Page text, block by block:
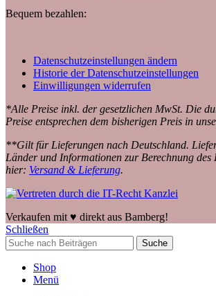
Bequem bezahlen:
Datenschutzeinstellungen ändern
Historie der Datenschutzeinstellungen
Einwilligungen widerrufen
*Alle Preise inkl. der gesetzlichen MwSt. Die
Preise entsprechen dem bisherigen Preis in
**Gilt für Lieferungen nach Deutschland.
Länder und Informationen zur Berechnung des
hier: Versand & Lieferung.
Verkaufen mit ♥️ direkt aus Bamberg!
Schließen
Suche
Shop
Menü